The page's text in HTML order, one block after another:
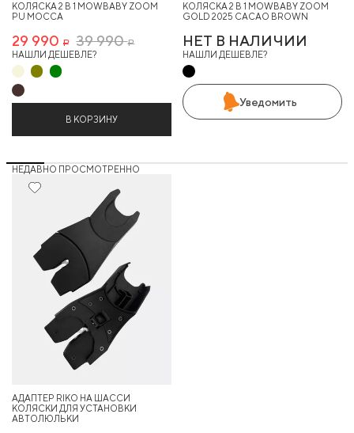
КОЛЯСКА 2 В 1 MOWBABY ZOOM
PU MOCCA
29 990 Р 39 990Р
НАШЛИ ДЕШЕВЛЕ?
В КОРЗИНУ
КОЛЯСКА 2 В 1 MOWBABY ZOOM
GOLD 2025 CACAO BROWN
НЕТ В НАЛИЧИИ
НАШЛИ ДЕШЕВЛЕ?
Уведомить
НЕДАВНО ПРОСМОТРЕННО
АДАПТЕР RIKO НА ШАССИ
КОЛЯСКИ ДЛЯ УСТАНОВКИ
АВТОЛЮЛЬКИ